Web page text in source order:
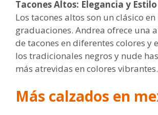
Tacones Altos: Elegancia y Estilo
Los tacones altos son un clásico en
graduaciones. Andrea ofrece una
de tacones en diferentes colores y
los tradicionales negros y nude
más atrevidas en colores vibrantes.
Más calzados en